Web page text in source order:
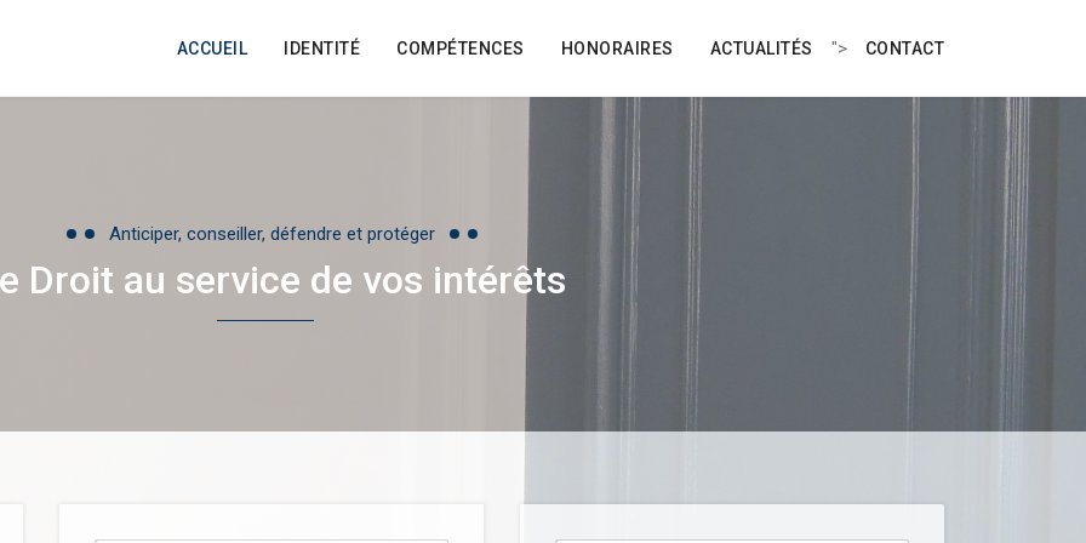
ACCUEIL IDENTITÉ COMPÉTENCES HONORAIRES ACTUALITÉS "> CONTACT
Anticiper, conseiller, défendre et protéger
Droit au service de vos intérêts